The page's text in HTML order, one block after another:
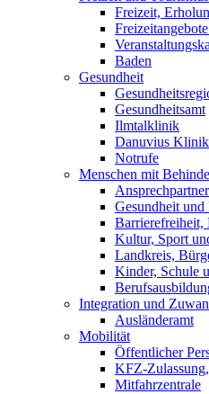
Freizeit,
Baden
Gesundheit
Gesundheitsamt
Ilmtalklinik
Danuvius Klinik
Notrufe
Menschen mit
Gesundheit und
Barrierefreiheit,
Kultur, Sport
Landkreis,
Kinder, Schule
Integration und
Ausländeramt
Mobilität
Öffentlicher
KFZ-
Mitfahrzentrale